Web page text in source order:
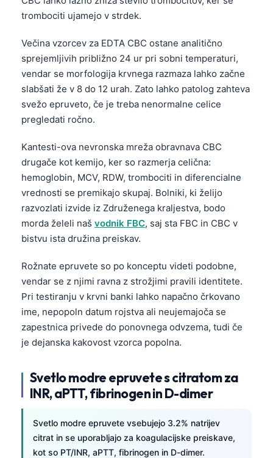
trombociti ujamejo v strdek.
Večina vzorcev za EDTA CBC ostane analitično
sprejemljivih približno 24 ur pri sobni temperaturi,
vendar se morfologija krvnega razmaza lahko začne
slabšati že v 8 do 12 urah. Zato lahko patolog zahteva
svežo epruveto, če je treba nenormalne celice
pregledati ročno.
Kantesti-ova nevronska mreža obravnava CBC
drugače kot kemijo, ker so razmerja celična:
hemoglobin, MCV, RDW, trombociti in diferencialne
vrednosti se premikajo skupaj. Bolniki, ki želijo
razvozlati izvide iz Združenega kraljestva, bodo
morda želeli naš vodnik FBC, saj sta FBC in CBC v
bistvu ista družina preiskav.
Rožnate epruvete so po konceptu videti podobne,
vendar se z njimi ravna z strožjimi pravili identitete.
Pri testiranju v krvni banki lahko napačno črkovano
ime, nepopoln datum rojstva ali neujemajoča se
zapestnica privede do ponovnega odvzema, tudi če
je dejanska kakovost vzorca popolna.
Svetlo modre epruvete s citratom za
INR, aPTT, fibrinogen in D-dimer
Svetlo modre epruvete vsebujejo 3.2% natrijev
citrat in se uporabljajo za koagulacijske preiskave,
kot so PT/INR, aPTT, fibrinogen in D-dimer.